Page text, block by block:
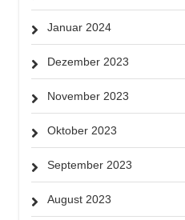
Januar 2024
Dezember 2023
November 2023
Oktober 2023
September 2023
August 2023